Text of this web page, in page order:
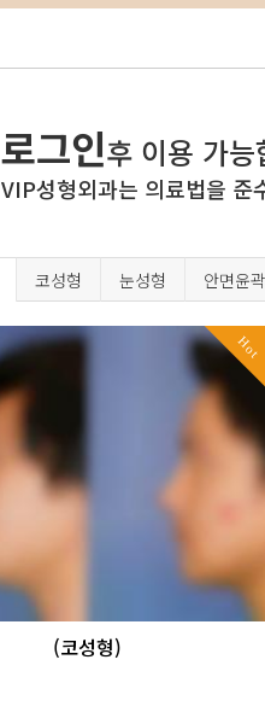
로그인후 이용 가능
VIP성형외과는 의료법을 준
코성형 눈성형 안면윤곽
Hot
(코성형)